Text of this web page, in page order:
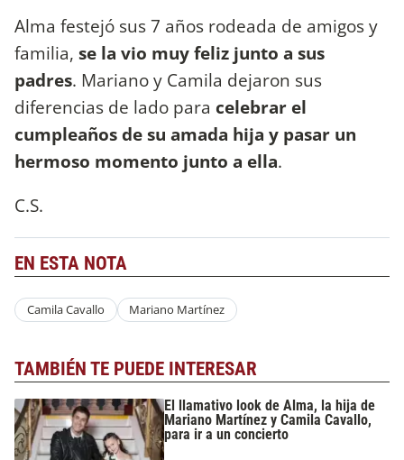
Alma festejó sus 7 años rodeada de amigos y
familia, se la vio muy feliz junto a sus
padres. Mariano y Camila dejaron sus
diferencias de lado para celebrar el
cumpleaños de su amada hija y pasar un
hermoso momento junto a ella.
C.S.
EN ESTA NOTA
Camila Cavallo Mariano Martínez
TAMBIÉN TE PUEDE INTERESAR
El llamativo look de Alma, la hija de
Mariano Martínez y Camila Cavallo,
para ir a un concierto